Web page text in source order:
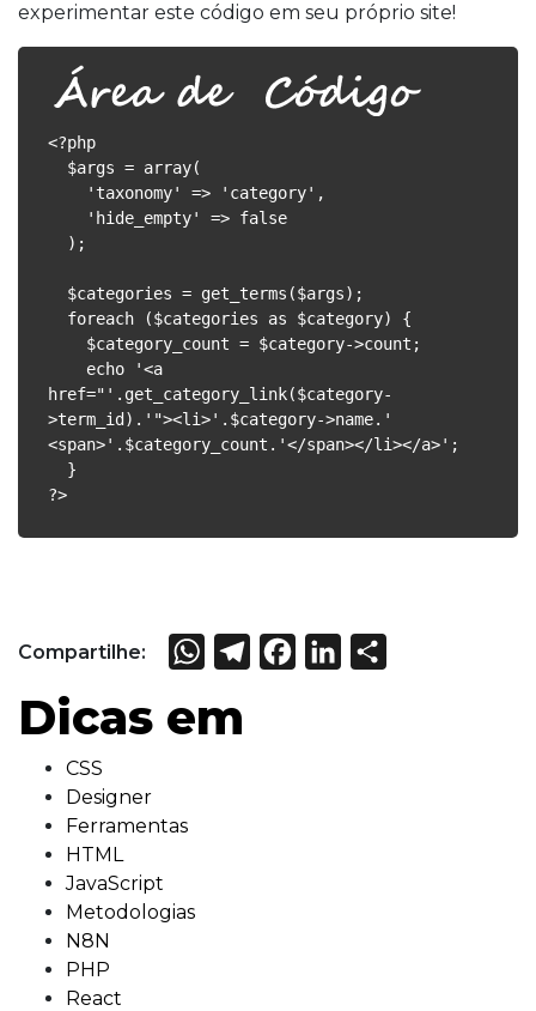
experimentar este código em seu próprio site!
<?php
href="'.get_category_link($category-
>term_id).'"><li>'.$category->name.'
<span>'.$category_count.'</span></li></a>';
}
?>
Compartilhe: WhatsApp
TelegramFacebook
LinkedIn
Dicas em
CSS
Designer
Ferramentas
HTML
JavaScript
Metodologias
N8N
PHP
React